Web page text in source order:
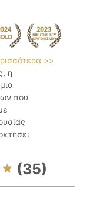
>>
η
που
(35)